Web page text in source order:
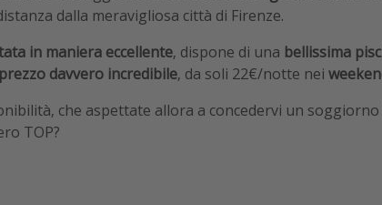
dalla meravigliosa città di Firenze.
in maniera eccellente, dispone di una bellissima
prezzo davvero incredibile, da soli 22€/notte nei
che aspettate allora a concedervi un
TOP?